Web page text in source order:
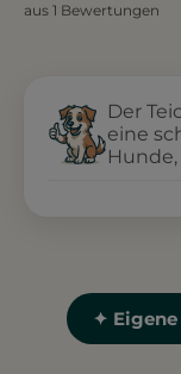
aus 1 Bewertungen
Der
eine
✦